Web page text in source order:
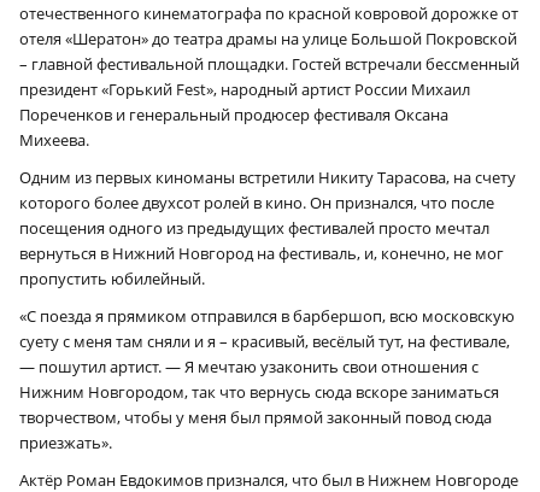
отечественного кинематографа по красной ковровой дорожке от
отеля «Шератон» до театра драмы на улице Большой Покровской
– главной фестивальной площадки. Гостей встречали бессменный
президент «Горький Fest», народный артист России Михаил
Пореченков и генеральный продюсер фестиваля Оксана
Михеева.
Одним из первых киноманы встретили Никиту Тарасова, на счету
которого более двухсот ролей в кино. Он признался, что после
посещения одного из предыдущих фестивалей просто мечтал
вернуться в Нижний Новгород на фестиваль, и, конечно, не мог
пропустить юбилейный.
«С поезда я прямиком отправился в барбершоп, всю московскую
суету с меня там сняли и я – красивый, весёлый тут, на фестивале,
— пошутил артист. — Я мечтаю узаконить свои отношения с
Нижним Новгородом, так что вернусь сюда вскоре заниматься
творчеством, чтобы у меня был прямой законный повод сюда
приезжать».
Актёр Роман Евдокимов признался, что был в Нижнем Новгороде